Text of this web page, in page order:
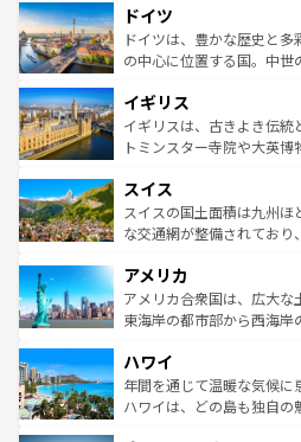
せる。地方によって風土や
ンテンツ一覧を参照してほ
で、幅広い魅力が詰まって
聖堂、美しいビーチ、そ
から魅了する。また、フ
いる。シャンパンの発祥地
香り高いラベンダー畑など
らに、パリ以外の地域に
れる地方に足を運ぶとそれ
きるだろう。 なお
を参照してほしい。
ドイツ
ドイツは、豊かな歴史と
の中心に位置する国。中世
顔を持つこの国は、どこを
ルリンの文化的活気、バイ
してライン川沿いのワイ
は、お酒好きな人にはぜひ体験して
ドイツ情報はコンテンツ一
イギリス
イギリスは、古きよき伝統
トミンスター寺院や大英
リアごとに異なる魅力があ
ティー、ビール好きには
戦など、本場だからこそで
ンツ一覧を参照してほしい。
スイス
スイスの国土面積は九州
な交通網が整備されており
の建物がそのまま残る町や
博物館もあり、アルプス観
ことができる。国民の所得
ば市内交通費無料で観光を楽し
着のスイス情報はコンテン
アメリカ
アメリカ合衆国は、広大な
東海岸の都市部から西海岸
のような巨大都市は、観光
ンメントが詰まった刺激的
西部には大自然が広がり
ハワイ
年間を通じて温暖な気候に
ハワイは、どの島も独自の